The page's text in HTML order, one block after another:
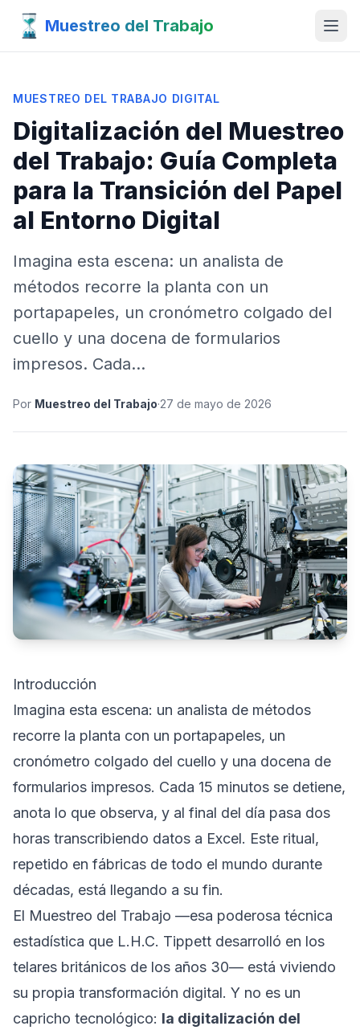
Muestreo del Trabajo
MUESTREO DEL TRABAJO DIGITAL
Digitalización del Muestreo
del Trabajo: Guía Completa
para la Transición del Papel
al Entorno Digital
Imagina esta escena: un analista de
métodos recorre la planta con un
portapapeles, un cronómetro colgado del
cuello y una docena de formularios
impresos. Cada…
Por Muestreo del Trabajo·27 de mayo de 2026
Introducción
Imagina esta escena: un analista de métodos
recorre la planta con un portapapeles, un
cronómetro colgado del cuello y una docena de
formularios impresos. Cada 15 minutos se detiene,
anota lo que observa, y al final del día pasa dos
horas transcribiendo datos a Excel. Este ritual,
repetido en fábricas de todo el mundo durante
décadas, está llegando a su fin.
El Muestreo del Trabajo —esa poderosa técnica
estadística que L.H.C. Tippett desarrolló en los
telares británicos de los años 30— está viviendo
su propia transformación digital. Y no es un
capricho tecnológico: la digitalización del